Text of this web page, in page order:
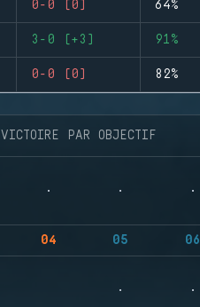
0-0 (0) 64%
3-0 (+3) 91%
0-0 (0) 82%
VICTOIRE PAR OBJECTIF
04 05 06